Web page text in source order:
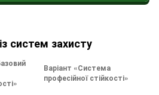
систем захисту
Варіант «Система
професійної стійкості»